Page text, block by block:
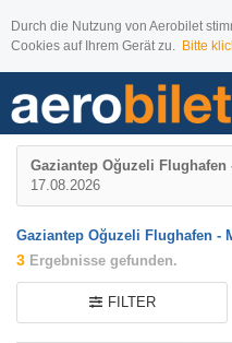
Durch die Nutzung von Aerobilet
Cookies auf Ihrem Gerät zu. Bitte
Gaziantep Oğuzeli Flughafen
17.08.2026
Gaziantep Oğuzeli Flughafen -
3 Ergebnisse gefunden.
FILTER